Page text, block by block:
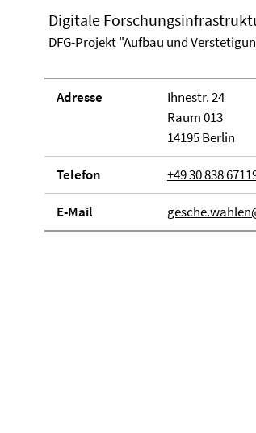
Digitale
DFG-Projekt "Aufbau und
Adresse
Ihnestr. 24
Raum 013
14195 Berlin
Telefon +49 30 838
E-Mail